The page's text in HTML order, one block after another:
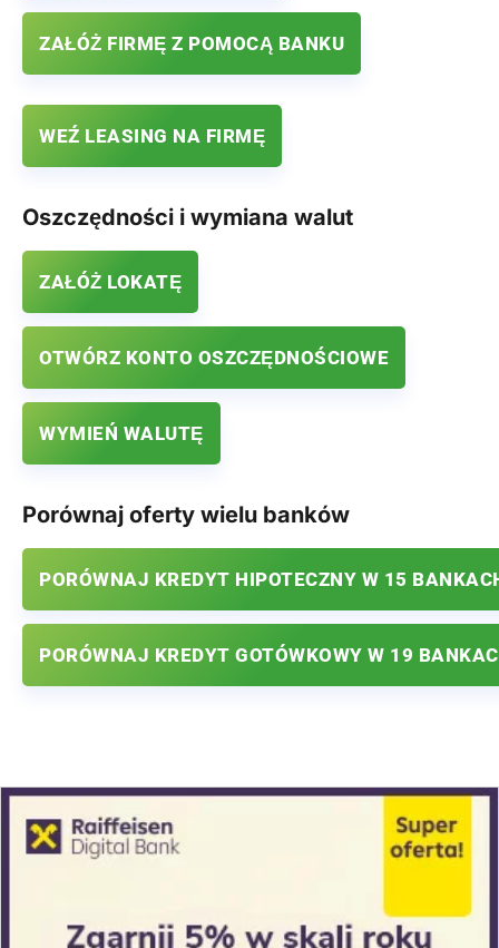
ZAŁÓŻ FIRMĘ Z POMOCĄ BANKU
WEŹ LEASING NA FIRMĘ
Oszczędności i wymiana walut
ZAŁÓŻ LOKATĘ
OTWÓRZ KONTO OSZCZĘDNOŚCIOWE
WYMIEŃ WALUTĘ
Porównaj oferty wielu banków
PORÓWNAJ KREDYT HIPOTECZNY W 15
PORÓWNAJ KREDYT GOTÓWKOWY W 19